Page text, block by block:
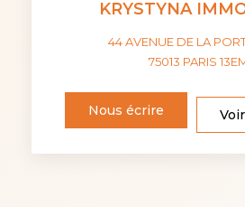
KRYSTYNA
44 AVENUE DE LA
75013 PARIS
Nous écrire